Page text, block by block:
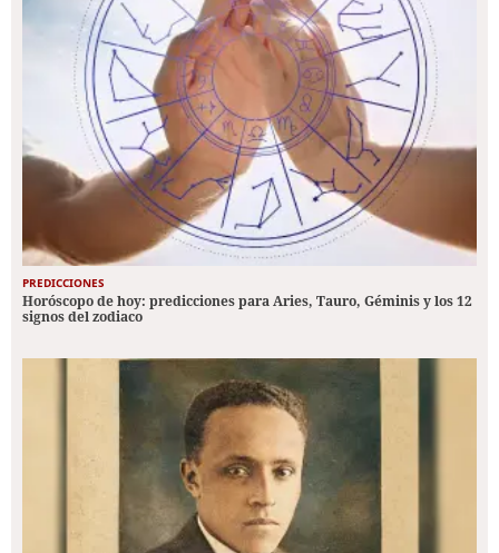
PREDICCIONES
Horóscopo de hoy: predicciones para Aries, Tauro, Géminis y los 12
signos del zodiaco